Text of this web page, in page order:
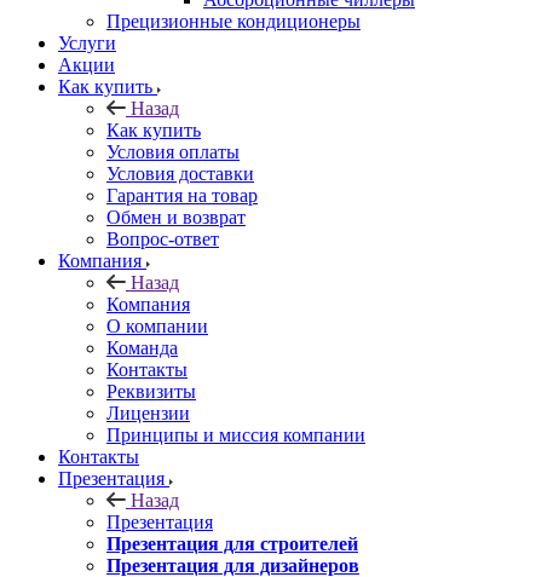
Прецизионные кондиционеры
Услуги
Акции
Как купить
Назад
Как купить
Условия оплаты
Условия доставки
Гарантия на товар
Обмен и возврат
Вопрос-ответ
Компания
Назад
Компания
О компании
Команда
Контакты
Реквизиты
Лицензии
Принципы и миссия компании
Контакты
Презентация
Назад
Презентация
Презентация для строителей
Презентация для дизайнеров